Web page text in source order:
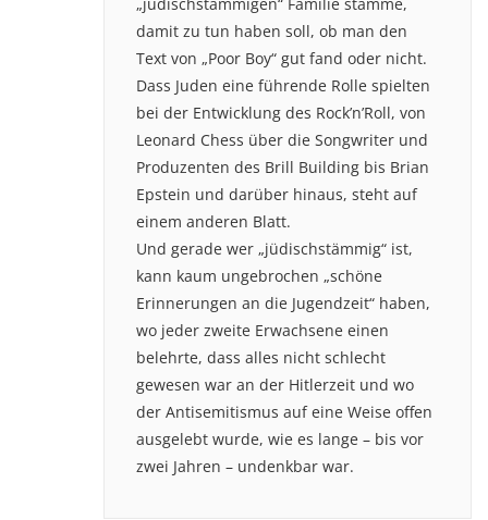
damit zu tun haben soll, ob man den
Text von „Poor Boy“ gut fand oder nicht.
Dass Juden eine führende Rolle spielten
bei der Entwicklung des Rock’n’Roll, von
Leonard Chess über die Songwriter und
Produzenten des Brill Building bis Brian
Epstein und darüber hinaus, steht auf
einem anderen Blatt.
Und gerade wer „jüdischstämmig“ ist,
kann kaum ungebrochen „schöne
Erinnerungen an die Jugendzeit“ haben,
wo jeder zweite Erwachsene einen
belehrte, dass alles nicht schlecht
gewesen war an der Hitlerzeit und wo
der Antisemitismus auf eine Weise offen
ausgelebt wurde, wie es lange – bis vor
zwei Jahren – undenkbar war.